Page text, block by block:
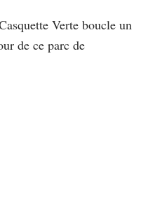
Verte boucle un
de ce parc de